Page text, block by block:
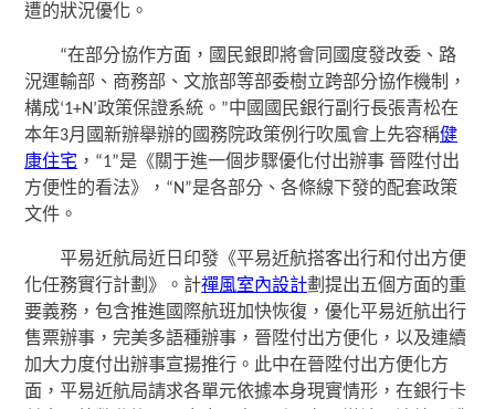
遭的狀況優化。
“在部分協作方面，國民銀即將會同國度發改委、路
況運輸部、商務部、文旅部等部委樹立跨部分協作機制，
構成‘1+N’政策保證系統。”中國國民銀行副行長張青松在
本年3月國新辦舉辦的國務院政策例行吹風會上先容稱健
康住宅 ，“1”是《關于進一個步驟優化付出辦事 晉陞付出
方便性的看法》，“N”是各部分、各條線下發的配套政策
文件。
平易近航局近日印發《平易近航搭客出行和付出方便
化任務實行計劃》。計禪風室內設計劃提出五個方面的重
要義務，包含推進國際航班加快恢復，優化平易近航出行
售票辦事，完美多語種辦事，晉陞付出方便化，以及連續
加大力度付出辦事宣揚推行。此中在晉陞付出方便化方
面，平易近航局請求各單元依據本身現實情形，在銀行卡